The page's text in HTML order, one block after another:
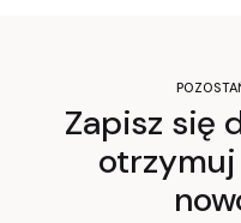
Zapisz się